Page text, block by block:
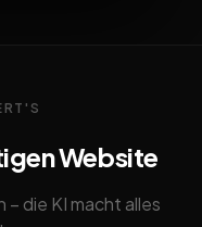
Website
– die KI macht alles